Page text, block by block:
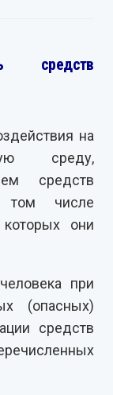
средств
на
среду,
средств
том числе
они
при
(опасных)
средств